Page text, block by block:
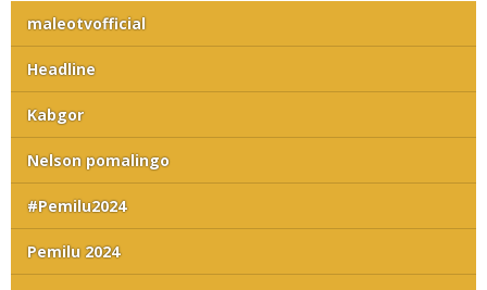
maleotvofficial
Headline
Kabgor
Nelson pomalingo
#Pemilu2024
Pemilu 2024